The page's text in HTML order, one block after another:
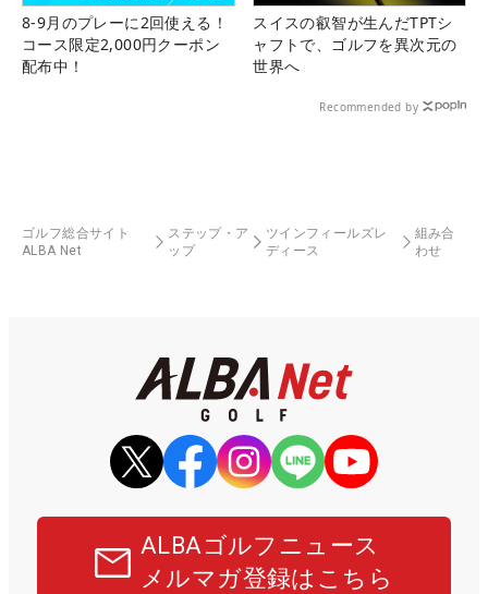
8-9月のプレーに2回使える！
コース限定2,000円クーポン
配布中！
スイスの叡智が生んだTPTシ
ャフトで、ゴルフを異次元の
世界へ
Recommended by
ゴルフ総合サイト
ALBA Net
ステップ・ア
ップ
ツインフィールズレ
ディース
組み合
わせ
ALBAゴルフニュース
メルマガ登録はこちら